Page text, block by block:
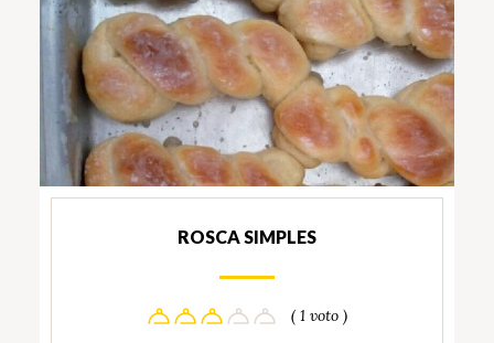
ROSCA SIMPLES
( 1 voto )